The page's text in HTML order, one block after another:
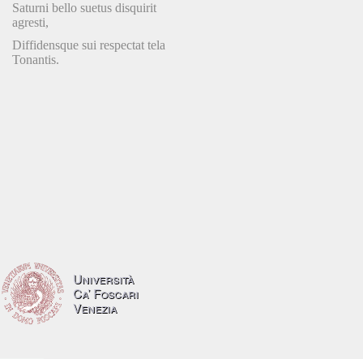
Saturni bello suetus disquirit
agresti,
Diffidensque sui respectat tela
Tonantis.
Università
Ca’ Foscari
Venezia